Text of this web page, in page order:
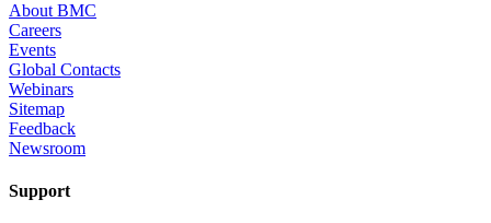
About BMC
Careers
Events
Global Contacts
Webinars
Sitemap
Feedback
Newsroom
Support